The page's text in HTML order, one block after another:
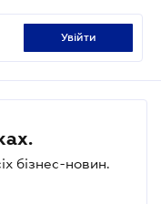
увійти
бізнес-новин.